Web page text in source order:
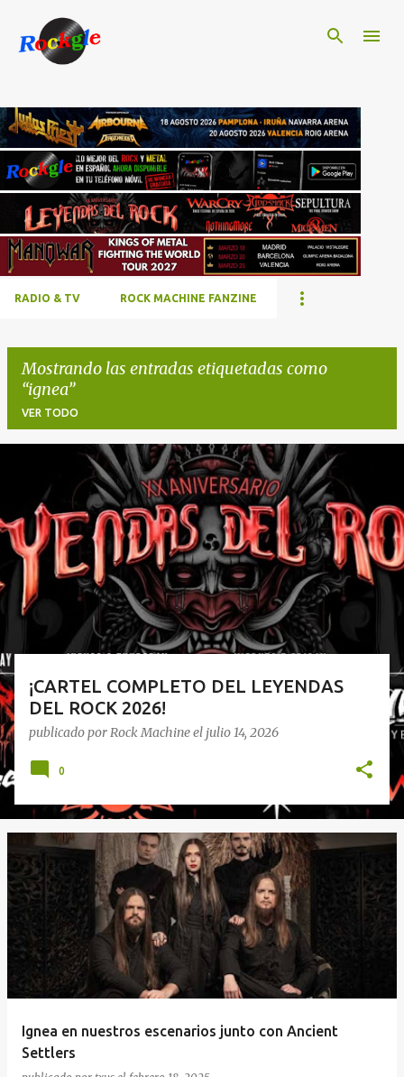
RADIO & TV ROCK MACHINE FANZINE
Mostrando las entradas etiquetadas como
ignea
VER TODO
t
a
d
s
¡CARTEL COMPLETO DEL LEYENDAS
DEL ROCK 2026!
publicado porRock Machineel julio 14, 2026
0
Ignea en nuestros escenarios junto con Ancient
Settlers